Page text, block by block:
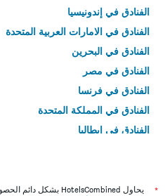
الفنادق في إندونيسيا
الفنادق في الامارات العربية المتحدة
الفنادق في البحرين
الفنادق في مصر
الفنادق في فرنسا
الفنادق في المملكة المتحدة
الفنادق في إيطاليا
*
يحاول HotelsCombined بشكل دائم الحصول على الأسعار الدقيقة، ولكن